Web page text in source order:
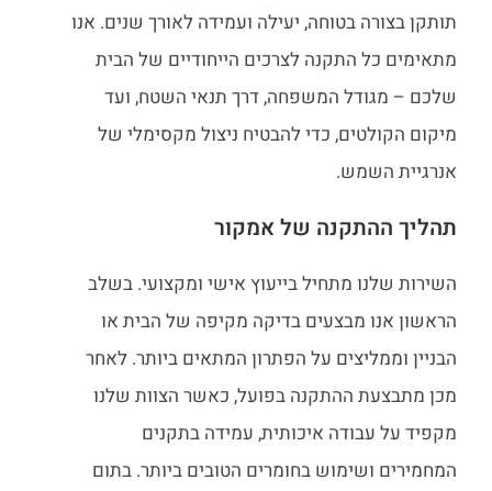
תותקן בצורה בטוחה, יעילה ועמידה לאורך שנים. אנו
מתאימים כל התקנה לצרכים הייחודיים של הבית
שלכם – מגודל המשפחה, דרך תנאי השטח, ועד
מיקום הקולטים, כדי להבטיח ניצול מקסימלי של
אנרגיית השמש.
תהליך ההתקנה של אמקור
השירות שלנו מתחיל בייעוץ אישי ומקצועי. בשלב
הראשון אנו מבצעים בדיקה מקיפה של הבית או
הבניין וממליצים על הפתרון המתאים ביותר. לאחר
מכן מתבצעת ההתקנה בפועל, כאשר הצוות שלנו
מקפיד על עבודה איכותית, עמידה בתקנים
המחמירים ושימוש בחומרים הטובים ביותר. בתום